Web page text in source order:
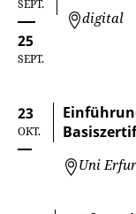
SEPT.
25
SEPT.
digital
23
OKT.
Uni